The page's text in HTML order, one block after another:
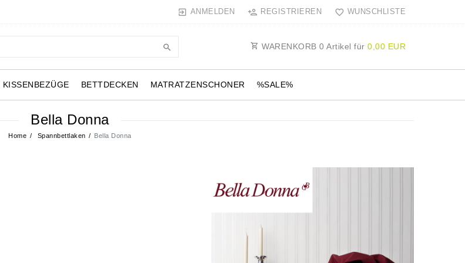
ANMELDEN REGISTRIEREN WUNSCHLISTE
WARENKORB 0 Artikel für 0,00 EUR
KISSENBEZÜGE BETTDECKEN MATRATZENSCHONER %SALE%
Bella Donna
Home Spannbettlaken Bella Donna